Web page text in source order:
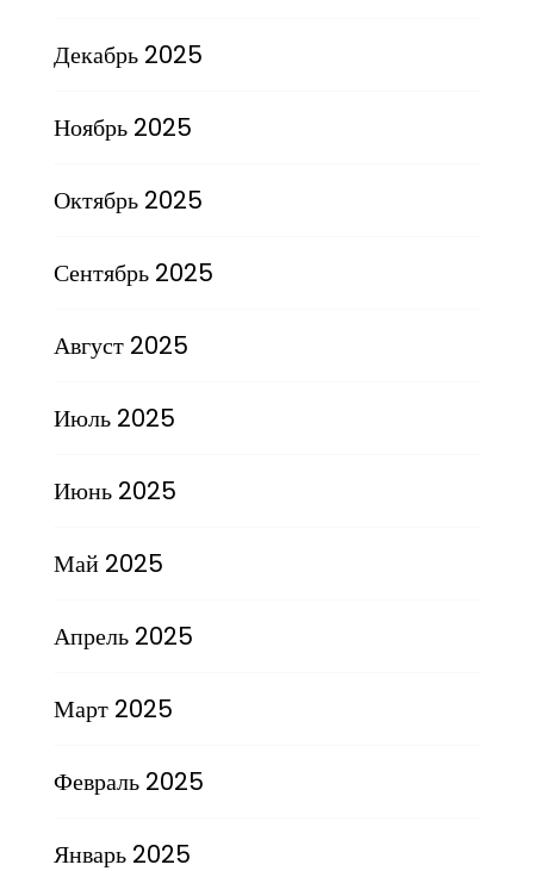
Декабрь 2025
Ноябрь 2025
Октябрь 2025
Сентябрь 2025
Август 2025
Июль 2025
Июнь 2025
Май 2025
Апрель 2025
Март 2025
Февраль 2025
Январь 2025